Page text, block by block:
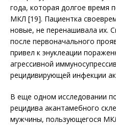
года, которая долгое время
МКЛ [19]. Пациентка
новые, не перенашивала их.
после первоначального
привел к энуклеации
агрессивной
рецидивирующей инфекции
В еще одном исследовании
рецидива акантамебного
мужчины, пользующегося